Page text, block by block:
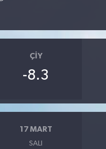
ÇIY
-8.3
17 MART
SALI